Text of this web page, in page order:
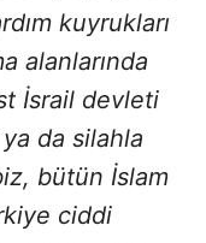
kuyrukları
alanlarında
İsrail devleti
ya da silahla
bütün İslam
ciddi